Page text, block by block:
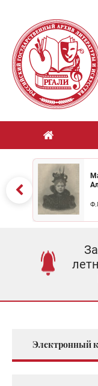
Электронный